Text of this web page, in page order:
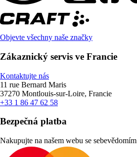
Objevte všechny naše značky
Zákaznický servis ve Francie
Kontaktujte nás
11 rue Bernard Maris
37270 Montlouis-sur-Loire, Francie
+33 1 86 47 62 58
Bezpečná platba
Nakupujte na našem webu se sebevědomím